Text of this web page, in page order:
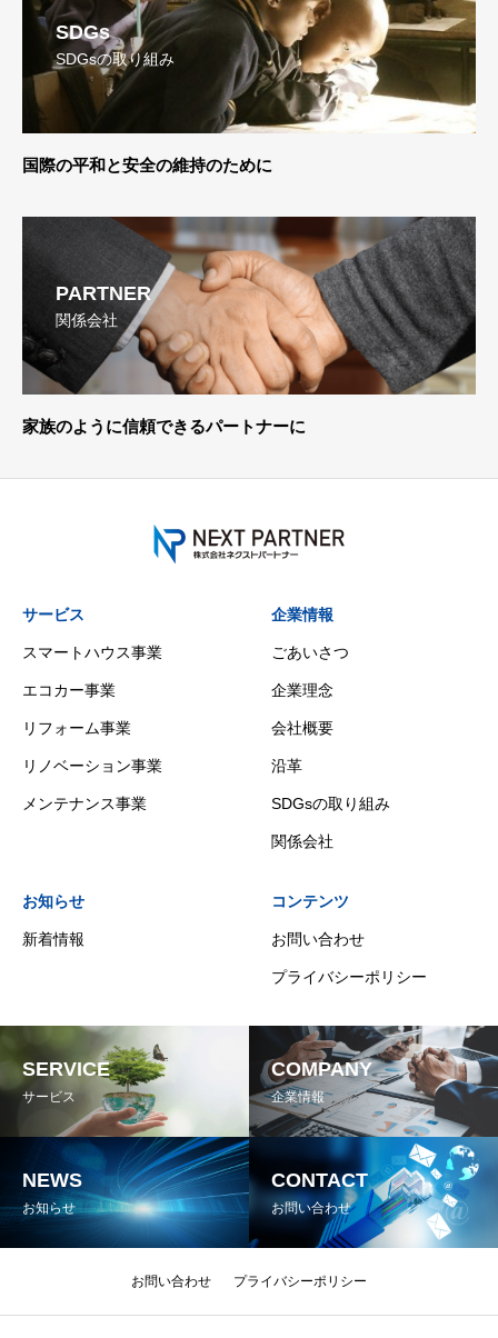
SDGs
SDGsの取り組み
-Live with the Earth-
PARTNER
関係会社
‐Overwhelming Commercial Distribution‐
サービス
スマートハウス事業
エコカー事業
リフォーム事業
リノベーション事業
メンテナンス事業
企業情報
ごあいさつ
企業理念
会社概要
沿革
SDGsの取り組み
関係会社
お知らせ
新着情報
コンテンツ
お問い合わせ
プライバシーポリシー
SERVICE
サービス
COMPANY
企業情報
NEWS
お知らせ
CONTACT
お問い合わせ
お問い合わせ プライバシーポリシー